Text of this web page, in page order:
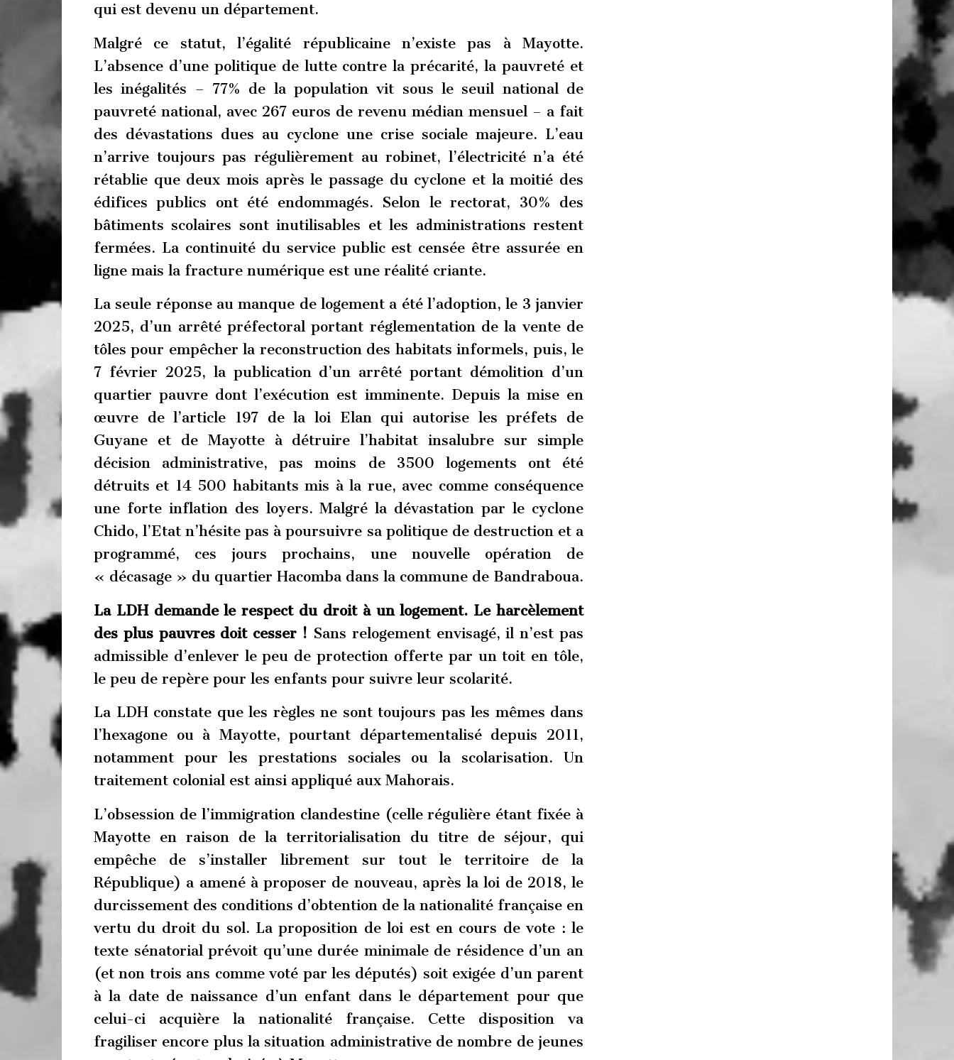
qui est devenu un département.
Malgré ce statut, l’égalité républicaine n’existe pas à Mayotte.
L’absence d’une politique de lutte contre la précarité, la pauvreté et
les inégalités – 77% de la population vit sous le seuil national de
pauvreté national, avec 267 euros de revenu médian mensuel – a fait
des dévastations dues au cyclone une crise sociale majeure. L’eau
n’arrive toujours pas régulièrement au robinet, l’électricité n’a été
rétablie que deux mois après le passage du cyclone et la moitié des
édifices publics ont été endommagés. Selon le rectorat, 30% des
bâtiments scolaires sont inutilisables et les administrations restent
fermées. La continuité du service public est censée être assurée en
ligne mais la fracture numérique est une réalité criante.
La seule réponse au manque de logement a été l’adoption, le 3 janvier
2025, d’un arrêté préfectoral portant réglementation de la vente de
tôles pour empêcher la reconstruction des habitats informels, puis, le
7 février 2025, la publication d’un arrêté portant démolition d’un
quartier pauvre dont l’exécution est imminente. Depuis la mise en
œuvre de l’article 197 de la loi Elan qui autorise les préfets de
Guyane et de Mayotte à détruire l’habitat insalubre sur simple
décision administrative, pas moins de 3500 logements ont été
détruits et 14 500 habitants mis à la rue, avec comme conséquence
une forte inflation des loyers. Malgré la dévastation par le cyclone
Chido, l’Etat n’hésite pas à poursuivre sa politique de destruction et a
programmé, ces jours prochains, une nouvelle opération de
« décasage » du quartier Hacomba dans la commune de Bandraboua.
La LDH demande le respect du droit à un logement. Le harcèlement
des plus pauvres doit cesser ! Sans relogement envisagé, il n’est pas
admissible d’enlever le peu de protection offerte par un toit en tôle,
le peu de repère pour les enfants pour suivre leur scolarité.
La LDH constate que les règles ne sont toujours pas les mêmes dans
l’hexagone ou à Mayotte, pourtant départementalisé depuis 2011,
notamment pour les prestations sociales ou la scolarisation. Un
traitement colonial est ainsi appliqué aux Mahorais.
L’obsession de l’immigration clandestine (celle régulière étant fixée à
Mayotte en raison de la territorialisation du titre de séjour, qui
empêche de s’installer librement sur tout le territoire de la
République) a amené à proposer de nouveau, après la loi de 2018, le
durcissement des conditions d’obtention de la nationalité française en
vertu du droit du sol. La proposition de loi est en cours de vote : le
texte sénatorial prévoit qu’une durée minimale de résidence d’un an
(et non trois ans comme voté par les députés) soit exigée d’un parent
à la date de naissance d’un enfant dans le département pour que
celui-ci acquière la nationalité française. Cette disposition va
fragiliser encore plus la situation administrative de nombre de jeunes